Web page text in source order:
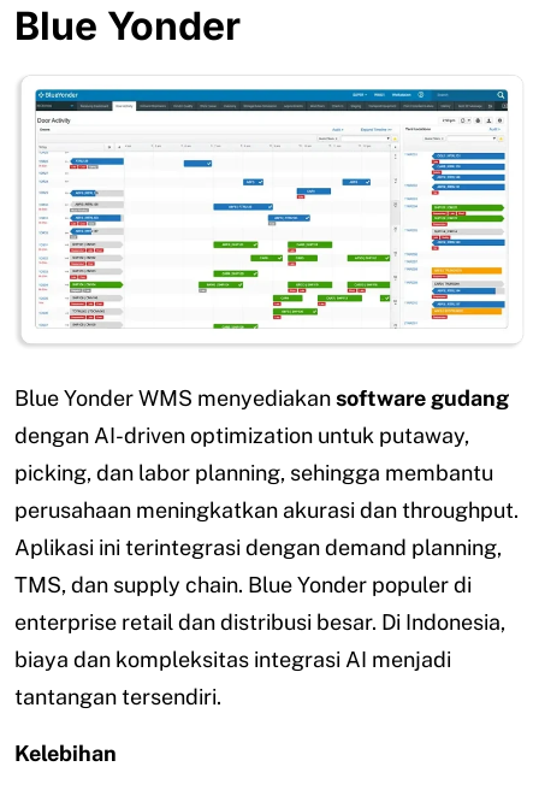
Blue Yonder
Blue Yonder WMS menyediakansoftware gudang
dengan AI-driven optimization untuk putaway,
picking, dan labor planning, sehingga membantu
perusahaan meningkatkan akurasi dan throughput.
Aplikasi ini terintegrasi dengan demand planning,
TMS, dan supply chain. Blue Yonder populer di
enterprise retail dan distribusi besar. Di Indonesia,
biaya dan kompleksitas integrasi AI menjadi
tantangan tersendiri.
Kelebihan